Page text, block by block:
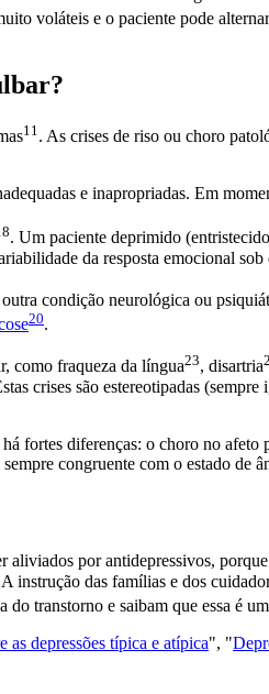
voláteis e o paciente pode
11 . As crises de riso ou choro
e inapropriadas. Em
. Um paciente deprimido
da resposta emocional
condição neurológica ou
20.
como fraqueza da língua23, disartria
crises são estereotipadas
fortes diferenças: o choro no
congruente com o estado de
aliviados por antidepressivos,
instrução das famílias e dos
transtorno e saibam que essa é
as depressões típica e atípica", "